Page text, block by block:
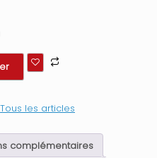
Tous les articles
complémentaires